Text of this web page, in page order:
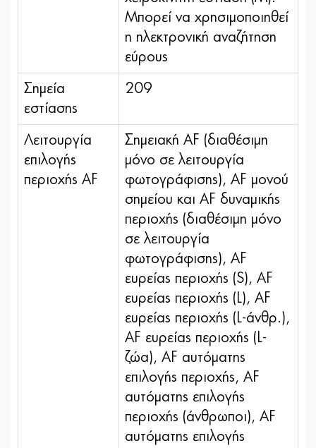
Μπορεί να χρησιμοποιηθεί
η ηλεκτρονική αναζήτηση
εύρους
Σημεία
εστίασης
209
Λειτουργία
επιλογής
περιοχής AF
Σημειακή AF (διαθέσιμη
μόνο σε λειτουργία
φωτογράφισης), AF μονού
σημείου και AF δυναμικής
περιοχής (διαθέσιμη μόνο
σε λειτουργία
φωτογράφισης), AF
ευρείας περιοχής (S), AF
ευρείας περιοχής (L), AF
ευρείας περιοχής (L-άνθρ.),
AF ευρείας περιοχής (L-
ζώα), AF αυτόματης
επιλογής περιοχής, AF
αυτόματης επιλογής
περιοχής (άνθρωποι), AF
αυτόματης επιλογής